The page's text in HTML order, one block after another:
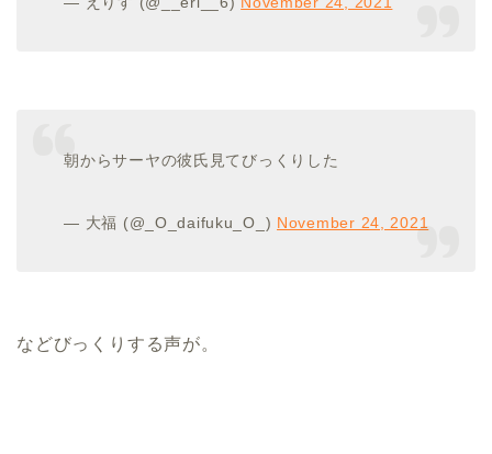
朝からサーヤの彼氏見てびっくりした
— 大福 (@_O_daifuku_O_) November 24, 2021
などびっくりする声が。